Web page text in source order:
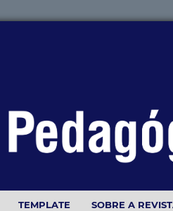
TEMPLATE SOBRE A